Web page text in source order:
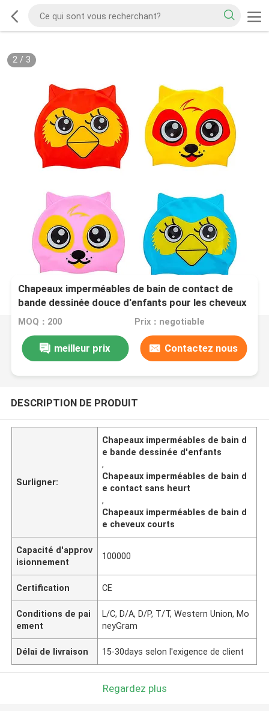
2/ 3
Chapeaux imperméables de bain de contact de
bande dessinée douce d'enfants pour les cheveux
courts de longs cheveux
MOQ：200 Prix：negotiable
meilleur prix Contactez nous
DESCRIPTION DE PRODUIT
Surligner:
Chapeaux imperméables de bain d
e bande dessinée d'enfants
,
Chapeaux imperméables de bain d
e contact sans heurt
,
Chapeaux imperméables de bain d
e cheveux courts
Capacité d'approv
isionnement
100000
Certification CE
Conditions de pai
ement
L/C, D/A, D/P, T/T, Western Union, Mo
neyGram
Délai de livraison 15-30days selon l'exigence de client
Regardez plus